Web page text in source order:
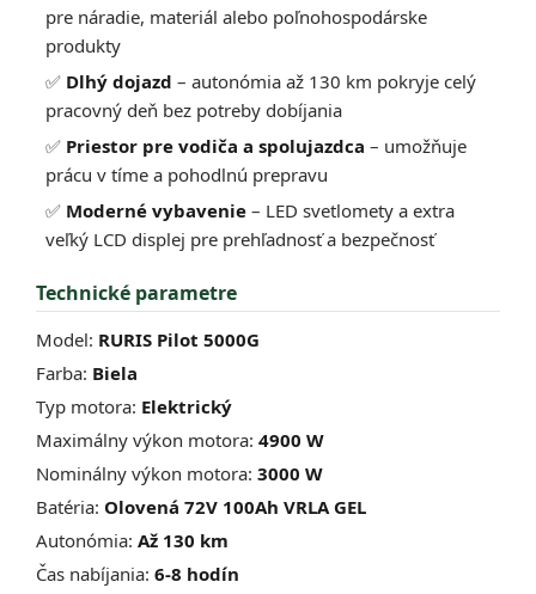
pre náradie, materiál alebo poľnohospodárske
produkty
✅ Dlhý dojazd – autonómia až 130 km pokryje celý
pracovný deň bez potreby dobíjania
✅ Priestor pre vodiča a spolujazdca – umožňuje
prácu v tíme a pohodlnú prepravu
✅ Moderné vybavenie – LED svetlomety a extra
veľký LCD displej pre prehľadnosť a bezpečnosť
Technické parametre
Model: RURIS Pilot 5000G
Farba: Biela
Typ motora: Elektrický
Maximálny výkon motora: 4900 W
Nominálny výkon motora: 3000 W
Batéria: Olovená 72V 100Ah VRLA GEL
Autonómia: Až 130 km
Čas nabíjania: 6-8 hodín